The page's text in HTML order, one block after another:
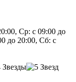
Ср: с 09:00 до
до 20:00, Сб: с